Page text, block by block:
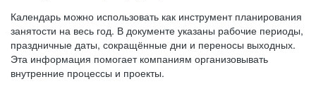
Календарь можно использовать как инструмент планирования
занятости на весь год. В документе указаны рабочие периоды,
праздничные даты, сокращённые дни и переносы выходных.
Эта информация помогает компаниям организовывать
внутренние процессы и проекты.